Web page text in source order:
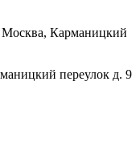
Москва, Карманицкий
переулок д. 9